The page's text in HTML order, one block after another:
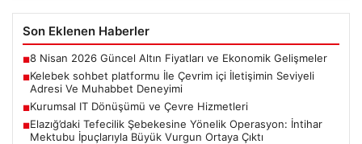
Son Eklenen Haberler
■8 Nisan 2026 Güncel Altın Fiyatları ve Ekonomik Gelişmeler
■Kelebek sohbet platformu İle Çevrim içi İletişimin Seviyeli
Adresi Ve Muhabbet Deneyimi
■Kurumsal IT Dönüşümü ve Çevre Hizmetleri
■Elazığ’daki Tefecilik Şebekesine Yönelik Operasyon: İntihar
Mektubu İpuçlarıyla Büyük Vurgun Ortaya Çıktı